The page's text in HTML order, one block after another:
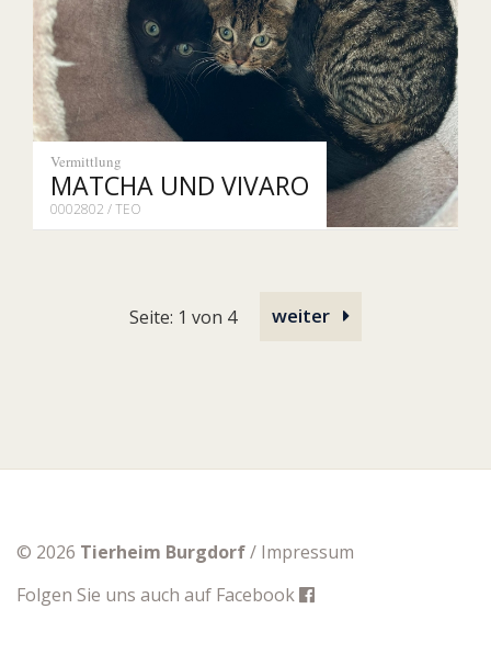
Vermittlung
MATCHA UND VIVARO
0002802 / TEO
Seite: 1 von 4 weiter
© 2026 Tierheim Burgdorf/ Impressum
Folgen Sie uns auch auf Facebook